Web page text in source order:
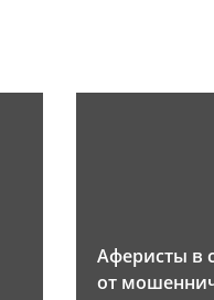
Аферисты в
от